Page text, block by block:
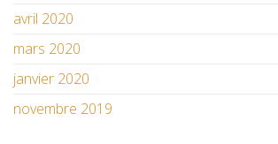
avril 2020
mars 2020
janvier 2020
novembre 2019